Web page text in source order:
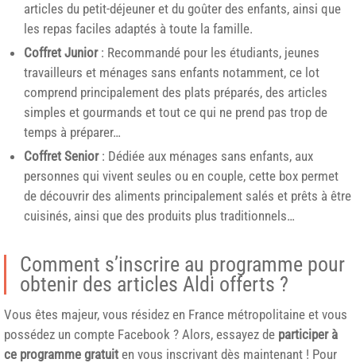
articles du petit-déjeuner et du goûter des enfants, ainsi que
les repas faciles adaptés à toute la famille.
Coffret Junior: Recommandé pour les étudiants, jeunes
travailleurs et ménages sans enfants notamment, ce lot
comprend principalement des plats préparés, des articles
simples et gourmands et tout ce qui ne prend pas trop de
temps à préparer…
Coffret Senior: Dédiée aux ménages sans enfants, aux
personnes qui vivent seules ou en couple, cette box permet
de découvrir des aliments principalement salés et prêts à être
cuisinés, ainsi que des produits plus traditionnels…
Comment s’inscrire au programme pour
obtenir des articles Aldi offerts ?
Vous êtes majeur, vous résidez en France métropolitaine et vous
possédez un compte Facebook ? Alors, essayez de participer à
ce programme gratuit en vous inscrivant dès maintenant ! Pour